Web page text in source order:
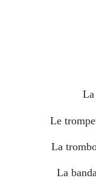
La
Le
La
La